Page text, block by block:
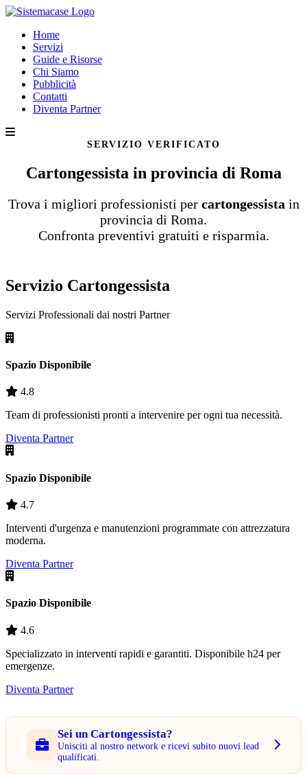
Home
Servizi
Guide e Risorse
Chi Siamo
Pubblicità
Contatti
Diventa Partner
SERVIZIO VERIFICATO
Cartongessista in provincia di Roma
Trova i migliori professionisti per cartongessista in
provincia di Roma.
Confronta preventivi gratuiti e risparmia.
Servizio Cartongessista
Servizi Professionali dai nostri Partner
Spazio Disponibile
4.8
Team di professionisti pronti a intervenire per ogni tua necessità.
Diventa Partner
Spazio Disponibile
4.7
Interventi d'urgenza e manutenzioni programmate con attrezzatura
moderna.
Diventa Partner
Spazio Disponibile
4.6
Specializzato in interventi rapidi e garantiti. Disponibile h24 per
emergenze.
Diventa Partner
Sei un Cartongessista?
Unisciti al nostro network e ricevi subito nuovi lead
qualificati.